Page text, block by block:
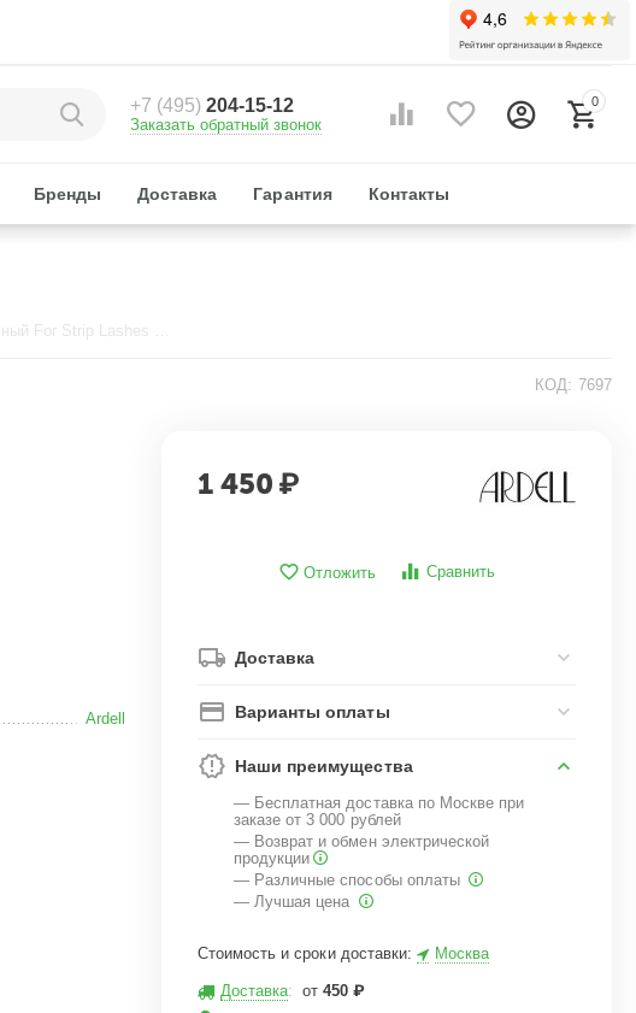
+7 (495)204-15-12
Заказать обратный звонок
0
Бренды Доставка Гарантия Контакты
Клей для ресниц прозрачный For Strip Lashes 7 гр. Ardell
КОД: 7697
Ardell
1 450 ₽
Отложить Сравнить
Доставка
Варианты оплаты
Наши преимущества
— Бесплатная доставка по Москве при
заказе от 3 000 рублей
— Возврат и обмен электрической
продукции
— Различные способы оплаты
— Лучшая цена
Стоимость и сроки доставки: Москва
Доставка: от 450 ₽